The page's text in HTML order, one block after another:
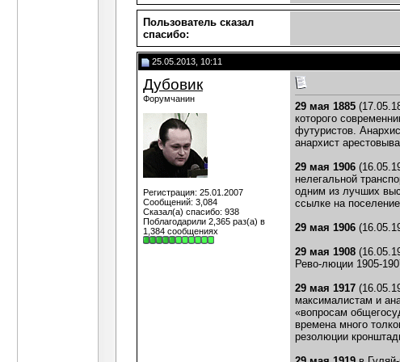
Пользователь сказал
cпасибо:
25.05.2013, 10:11
Дубовик
Форумчанин
Регистрация: 25.01.2007
Сообщений: 3,084
Сказал(а) спасибо: 938
Поблагодарили 2,365 раз(а) в
1,384 сообщениях
29 мая 1885
которого
футуристов.
анархист
29 мая 1906
нелегальной
одним из лучших
ссылке на
29 мая 1906
29 мая 1908
Рево-люции 1905-
29 мая 1917
максималистам и
«вопросам
времена много
резолюции